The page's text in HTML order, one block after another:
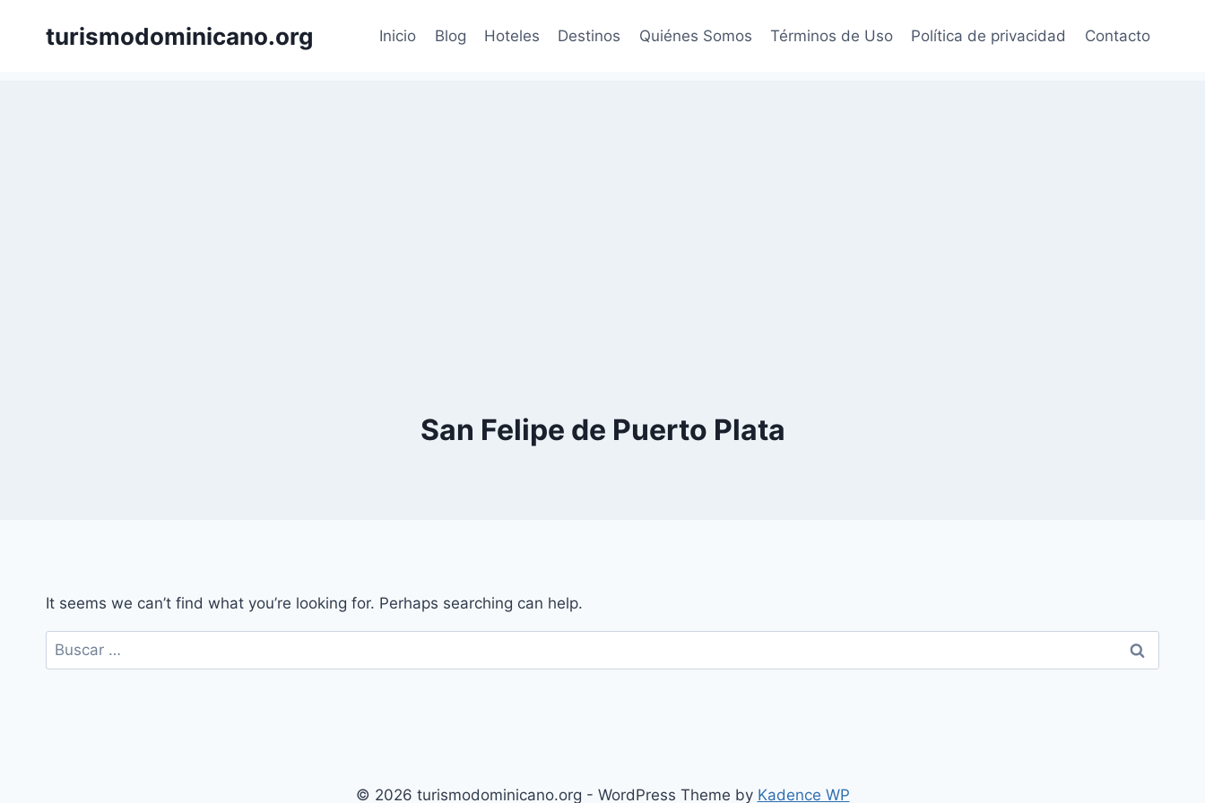
turismodominicano.org Inicio Blog Hoteles Destinos Quiénes Somos Términos de Uso Política de privacidad Contacto
San Felipe de Puerto Plata
It seems we can’t find what you’re looking for. Perhaps searching can help.
Buscar:
© 2026 turismodominicano.org - WordPress Theme by Kadence WP